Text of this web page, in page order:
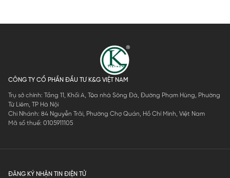
CÔNG TY CỔ PHẦN ĐẦU TƯ K&G VIỆT NAM
Trụ sở chính: Tầng 11, Khối A, Tòa nhà Sông Đà, Đường Phạm Hùng, Phường
Từ Liêm, TP Hà Nội
Chi Nhánh: 84 Nguyễn Trãi, Phường Chợ Quán, Hồ Chí Minh, Việt Nam
Mã số thuế: 0105911105
ĐĂNG KÝ NHẬN TIN ĐIỆN TỬ